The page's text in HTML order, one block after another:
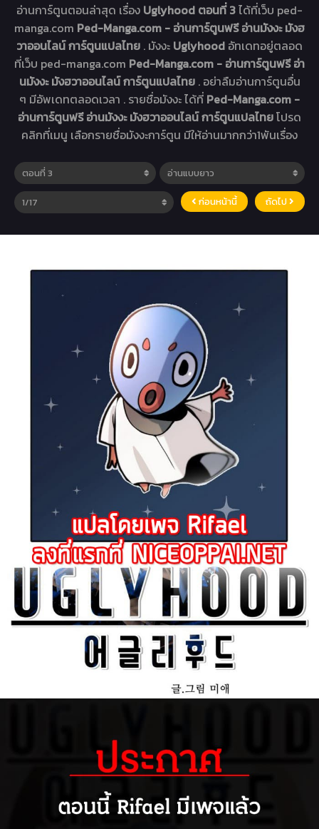
อ่านการ์ตูนตอนล่าสุด เรื่อง Uglyhood ตอนที่ 3ได้ที่เว็บ ped-
manga.com Ped-Manga.com - อ่านการ์ตูนฟรี อ่านมังงะ มังฮ
วาออนไลน์ การ์ตูนแปลไทย . มังงะ Uglyhood อัทเดทอยู่ตลอด
ที่เว็บ ped-manga.com Ped-Manga.com - อ่านการ์ตูนฟรี อ่า
นมังงะ มังฮวาออนไลน์ การ์ตูนแปลไทย . อย่าลืมอ่านการ์ตูนอื่น
ๆ มีอัพเดทตลอดเวลา . รายชื่อมังงะ ได้ที่ Ped-Manga.com -
อ่านการ์ตูนฟรี อ่านมังงะ มังฮวาออนไลน์ การ์ตูนแปลไทยโปรด
คลิกที่เมนู เลือกรายชื่อมังงะการ์ตูน มีให้อ่านมากกว่า1พันเรื่อง
ก่อนหน้านี้ ถัดไป